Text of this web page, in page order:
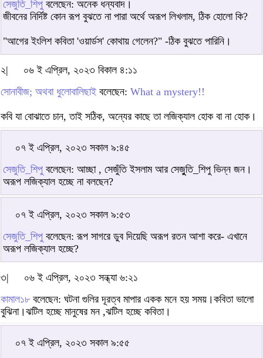
সেজুতি_শিপু বলেছেন: অনেক ধন্যবাদ।
জীবনের নির্দিষ্ট কোন রূপ বুঝতে না পারা অর্থে অরূপ লিখলাম, ঠিক হোলো কি?
"আগের ইংলিশ কবিতা 'ওয়ার্ডস' কোথায় গেলেন?" -ঠিক বুঝতে পারিনি।
২|
০৬ ই এপ্রিল, ২০২৩ বিকাল ৪:১১
সোনাবীজ; অথবা ধুলোবালিছাই বলেছেন: What a mystery!!
কবি যা বোঝাতে চান, তাই সঠিক, অন্যের কাছে তা লজিক্যাল হোক বা না হোক।
০৭ ই এপ্রিল, ২০২৩ সকাল ৯:৪৫
সেজুতি_শিপু বলেছেন: আচ্ছা , সেজুঁতি ইসলাম আর সেজুুতি_শিপু ভিন্ন জন।
অরূপ লজিক্যাল হচ্ছে না বলছেন?
০৭ ই এপ্রিল, ২০২৩ সকাল ৯:৫৩
সেজুতি_শিপু বলেছেন: রূপ সাগরে ডুব দিয়েছি অরূপ রতন আশা করে- এখানে
অরূপ লজিক্যাল হচ্ছে?
৩|
০৬ ই এপ্রিল, ২০২৩ সন্ধ্যা ৬:২১
কামাল১৮বলেছেন: ঘটনা গুলির দূরত্ব মাপার একক মনে হয় সময়।কবিতা ভালো
বুঝিনা।ঝটিল হচ্ছে মানুষের মন ,ঝটিল হচ্ছে কবিতা।
০৭ ই এপ্রিল, ২০২৩ সকাল ৯:৫৫